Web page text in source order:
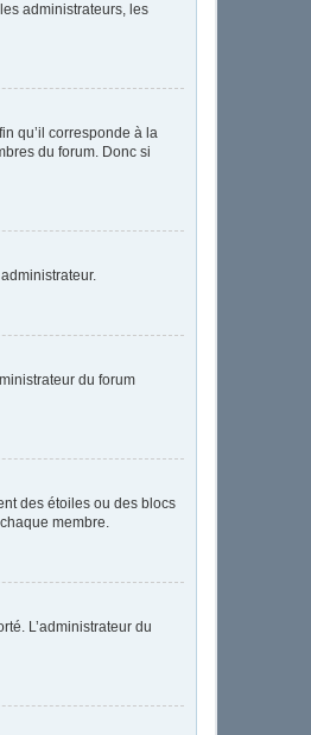
administrateurs, les
qu’il corresponde à la
du forum. Donc si
du forum
des étoiles ou des blocs
membre.
L’administrateur du